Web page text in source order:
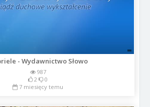
- Wydawnictwo Słowo
987
2
0
7 miesięcy temu